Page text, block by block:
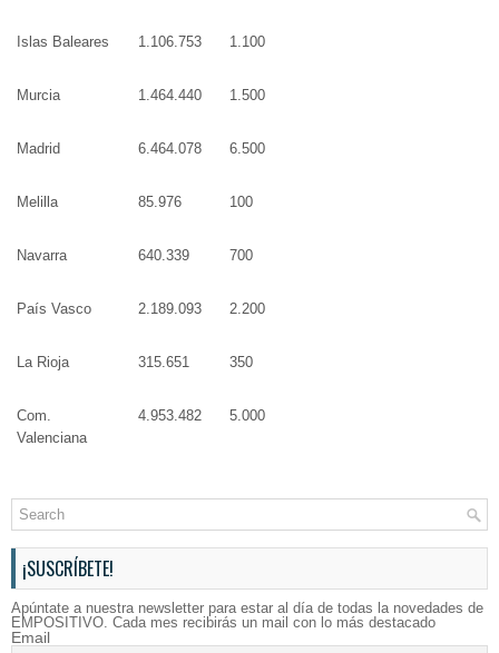
Islas Baleares 1.106.753 1.100
Murcia 1.464.440 1.500
Madrid 6.464.078 6.500
Melilla 85.976 100
Navarra 640.339 700
País Vasco 2.189.093 2.200
La Rioja 315.651 350
Com.
Valenciana
4.953.482 5.000
¡SUSCRÍBETE!
Apúntate a nuestra newsletter para estar al día de todas la novedades de
EMPOSITIVO. Cada mes recibirás un mail con lo más destacado
Email